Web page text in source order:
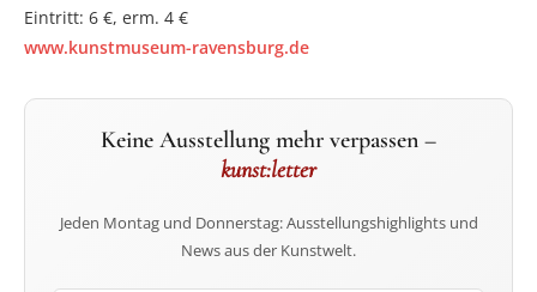
Eintritt: 6 €, erm. 4 €
www.kunstmuseum-ravensburg.de
Keine Ausstellung mehr verpassen –
kunst:letter
Jeden Montag und Donnerstag: Ausstellungshighlights und
News aus der Kunstwelt.